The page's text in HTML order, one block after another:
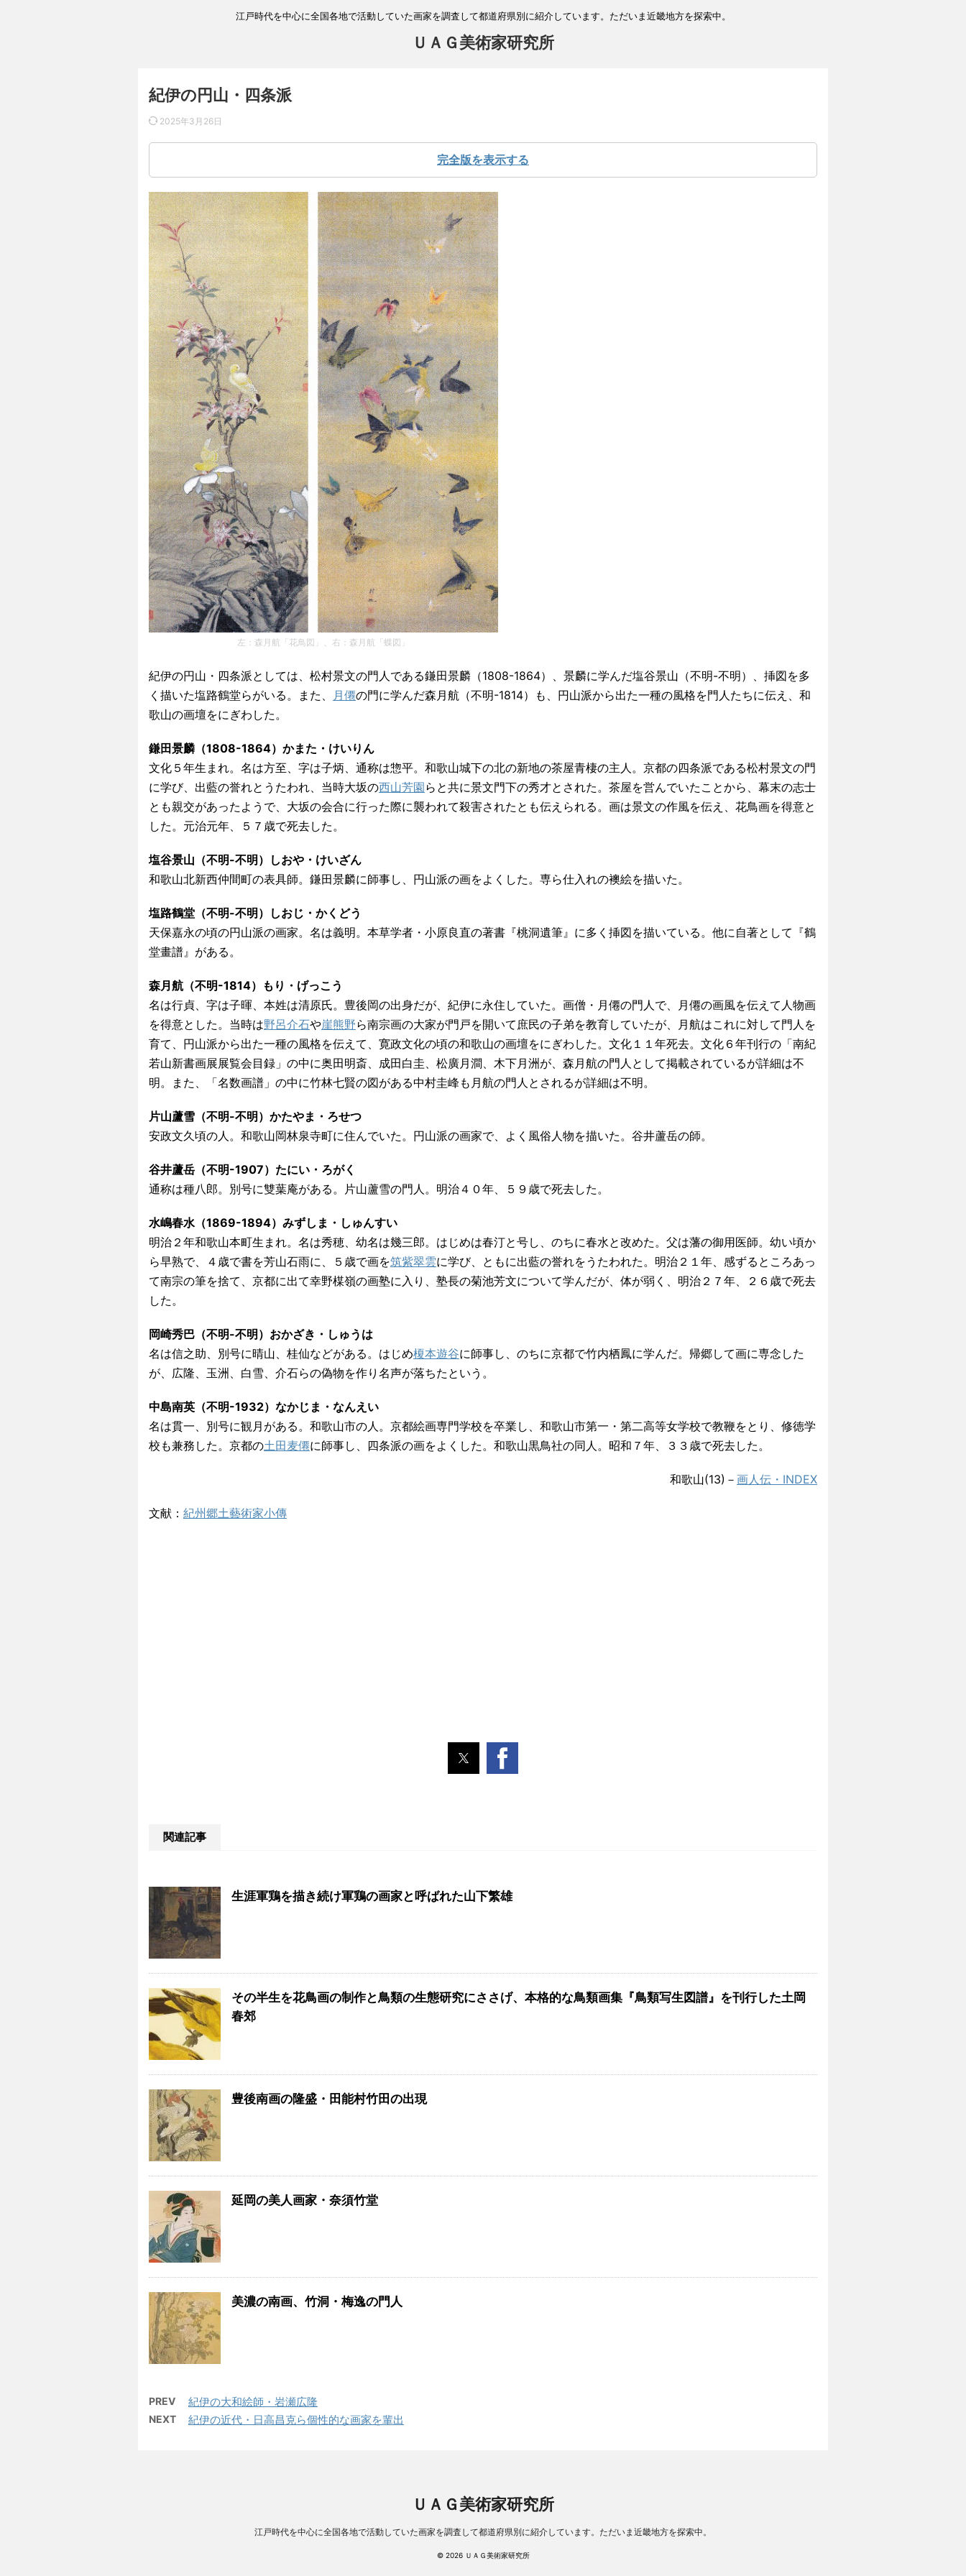
江戸時代を中心に全国各地で活動していた画家を調査して都道府県別に紹介しています。ただいま近畿地方を探索中。
ＵＡＧ美術家研究所
紀伊の円山・四条派
2025年3月26日
完全版を表示する
左：森月航「花鳥図」、右：森月航「蝶図」
紀伊の円山・四条派としては、松村景文の門人である鎌田景麟（1808-1864）、景麟に学んだ塩谷景山（不明-不明）、挿図を多
く描いた塩路鶴堂らがいる。また、
月僊の門に学んだ森月航（不明-1814）も、円山派から出た一種の風格を門人たちに伝え、和
歌山の画壇をにぎわした。
鎌田景麟（1808-1864）かまた・けいりん
文化５年生まれ。名は方至、字は子炳、通称は惣平。和歌山城下の北の新地の茶屋青棲の主人。京都の四条派である松村景文の門
に学び、出藍の誉れとうたわれ、当時大坂の西山芳園らと共に景文門下の秀才とされた。茶屋を営んでいたことから、幕末の志士
とも親交があったようで、大坂の会合に行った際に襲われて殺害されたとも伝えられる。画は景文の作風を伝え、花鳥画を得意と
した。元治元年、５７歳で死去した。
塩谷景山（不明-不明）しおや・けいざん
和歌山北新西仲間町の表具師。鎌田景麟に師事し、円山派の画をよくした。専ら仕入れの襖絵を描いた。
塩路鶴堂（不明-不明）しおじ・かくどう
天保嘉永の頃の円山派の画家。名は義明。本草学者・小原良直の著書『桃洞遺筆』に多く挿図を描いている。他に自著として『鶴
堂畫譜』がある。
森月航（不明-1814）もり・げっこう
名は行貞、字は子暉、本姓は清原氏。豊後岡の出身だが、紀伊に永住していた。画僧・月僊の門人で、月僊の画風を伝えて人物画
を得意とした。当時は野呂介石や崖熊野ら南宗画の大家が門戸を開いて庶民の子弟を教育していたが、月航はこれに対して門人を
育て、円山派から出た一種の風格を伝えて、寛政文化の頃の和歌山の画壇をにぎわした。文化１１年死去。文化６年刊行の「南紀
若山新書画展展覧会目録」の中に奥田明斎、成田白圭、松廣月澗、木下月洲が、森月航の門人として掲載されているが詳細は不
明。また、「名数画譜」の中に竹林七賢の図がある中村圭峰も月航の門人とされるが詳細は不明。
片山蘆雪（不明-不明）かたやま・ろせつ
安政文久頃の人。和歌山岡林泉寺町に住んでいた。円山派の画家で、よく風俗人物を描いた。谷井蘆岳の師。
谷井蘆岳（不明-1907）たにい・ろがく
通称は種八郎。別号に雙葉庵がある。片山蘆雪の門人。明治４０年、５９歳で死去した。
水嶋春水（1869-1894）みずしま・しゅんすい
明治２年和歌山本町生まれ。名は秀穂、幼名は幾三郎。はじめは春汀と号し、のちに春水と改めた。父は藩の御用医師。幼い頃か
ら早熟で、４歳で書を芳山石雨に、５歳で画を筑紫翠雲に学び、ともに出藍の誉れをうたわれた。明治２１年、感ずるところあっ
て南宗の筆を捨て、京都に出て幸野楳嶺の画塾に入り、塾長の菊池芳文について学んだが、体が弱く、明治２７年、２６歳で死去
した。
岡崎秀巴（不明-不明）おかざき・しゅうは
名は信之助、別号に晴山、桂仙などがある。はじめ榎本遊谷に師事し、のちに京都で竹内栖鳳に学んだ。帰郷して画に専念した
が、広隆、玉洲、白雪、介石らの偽物を作り名声が落ちたという。
中島南英（不明-1932）なかじま・なんえい
名は貫一、別号に観月がある。和歌山市の人。京都絵画専門学校を卒業し、和歌山市第一・第二高等女学校で教鞭をとり、修徳学
校も兼務した。京都の土田麦僊に師事し、四条派の画をよくした。和歌山黒鳥社の同人。昭和７年、３３歳で死去した。
和歌山(13) － 画人伝・INDEX
文献： 紀州郷土藝術家小傳
関連記事
生涯軍鶏を描き続け軍鶏の画家と呼ばれた山下繁雄
その半生を花鳥画の制作と鳥類の生態研究にささげ、本格的な鳥類画集『鳥類写生図譜』を刊行した土岡
春郊
豊後南画の隆盛・田能村竹田の出現
延岡の美人画家・奈須竹堂
美濃の南画、竹洞・梅逸の門人
PREV 紀伊の大和絵師・岩瀬広隆
NEXT 紀伊の近代・日高昌克ら個性的な画家を輩出
ＵＡＧ美術家研究所
江戸時代を中心に全国各地で活動していた画家を調査して都道府県別に紹介しています。ただいま近畿地方を探索中。
© 2026 ＵＡＧ美術家研究所